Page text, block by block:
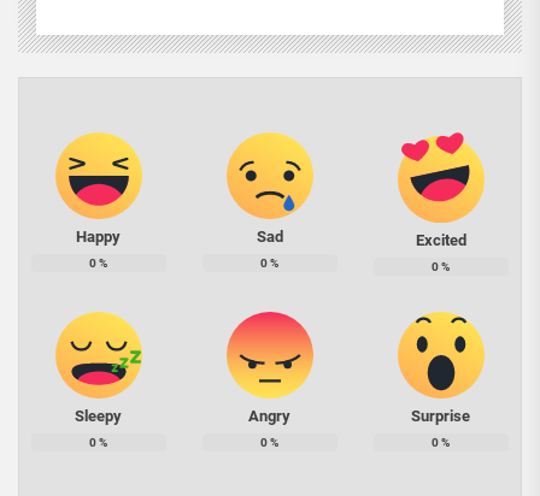
Happy
0%
Sad
0%
Excited
0%
Sleepy
0%
Angry
0%
Surprise
0%